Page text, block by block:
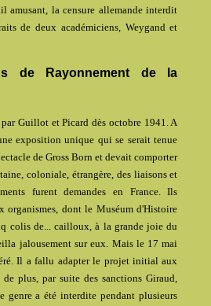
amusant, la censure allemande interdit
de deux académiciens, Weygand et
de Rayonnement de la
Guillot et Picard dès octobre 1941. A
exposition unique qui se serait tenue
de Gross Born et devait comporter
coloniale, étrangère, des liaisons et
furent demandes en France. Ils
organismes, dont le Muséum d'Histoire
colis de... cailloux, à la grande joie du
jalousement sur eux. Mais le 17 mai
Il a fallu adapter le projet initial aux
plus, par suite des sanctions Giraud,
genre a été interdite pendant plusieurs